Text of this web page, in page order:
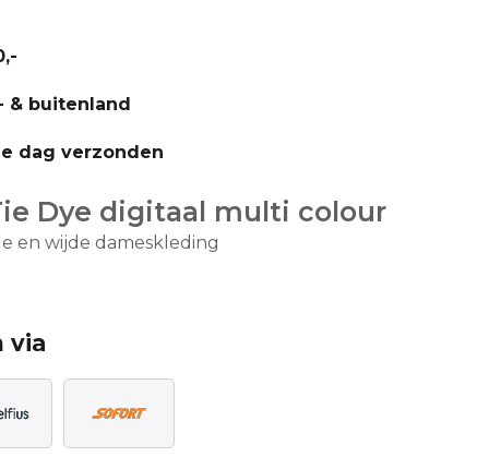
& buitenland
dag verzonden
Dye digitaal multi colour
en wijde dameskleding
via